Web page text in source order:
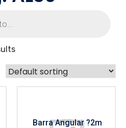
Barra Angular ?2m